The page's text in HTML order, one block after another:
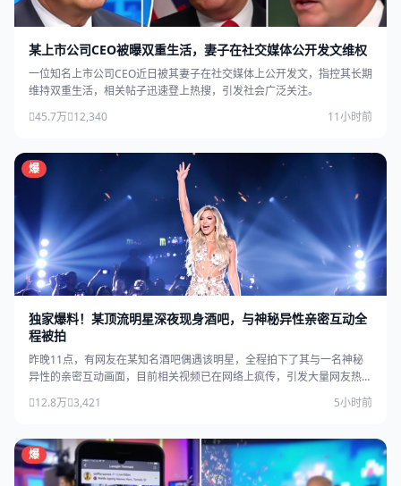
某上市公司CEO被曝双重生活，妻子在社交媒体公开发文维权
一位知名上市公司CEO近日被其妻子在社交媒体上公开发文，指控其长期
维持双重生活，相关帖子迅速登上热搜，引发社会广泛关注。
45.7万 12,340 11小时前
爆
独家爆料！某顶流明星深夜现身酒吧，与神秘异性亲密互动全
程被拍
昨晚11点，有网友在某知名酒吧偶遇该明星，全程拍下了其与一名神秘
异性的亲密互动画面，目前相关视频已在网络上疯传，引发大量网友热
12.8万 3,421 5小时前
爆